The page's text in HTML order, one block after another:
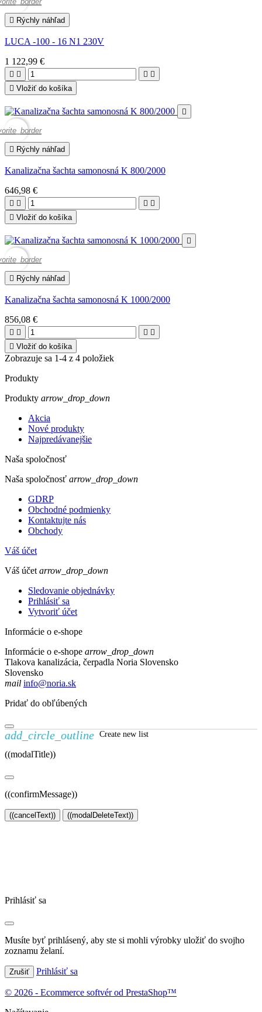
 Rýchly náhľad
LUCA -100 - 16 N1 230V
1 122,99 €
   
 Vložiť do košíka

 Rýchly náhľad
Kanalizačna šachta samonosná K 800/2000
646,98 €
   
 Vložiť do košíka

 Rýchly náhľad
Kanalizačna šachta samonosná K 1000/2000
856,08 €
   
 Vložiť do košíka
Zobrazuje sa 1-4 z 4 položiek
Produkty
Produkty arrow_drop_down
Akcia
Nové produkty
Najpredávanejšie
Naša spoločnosť
Naša spoločnosť arrow_drop_down
GDRP
Obchodné podmienky
Kontaktujte nás
Obchody
Váš účet
Váš účet arrow_drop_down
Sledovanie objednávky
Prihlásiť sa
Vytvoriť účet
Informácie o e-shope
Informácie o e-shope arrow_drop_down
Tlakova kanalizácia, čerpadla Noria Slovensko
Slovensko
mail info@noria.sk
Pridať do obľúbených
add_circle_outline Create new list
((modalTitle))
((confirmMessage))
((cancelText)) ((modalDeleteText))
Prihlásiť sa
Musíte byť prihlásený, aby ste si mohli výrobky uložiť do svojho
zoznamu želaní.
Zrušiť Prihlásiť sa
© 2026 - Ecommerce softvér od PrestaShop™